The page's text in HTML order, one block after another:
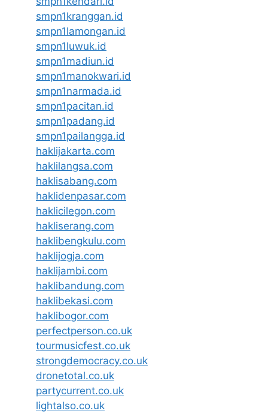
smpn1kranggan.id
smpn1lamongan.id
smpn1luwuk.id
smpn1madiun.id
smpn1manokwari.id
smpn1narmada.id
smpn1pacitan.id
smpn1padang.id
smpn1pailangga.id
haklijakarta.com
haklilangsa.com
haklisabang.com
haklidenpasar.com
haklicilegon.com
hakliserang.com
haklibengkulu.com
haklijogja.com
haklijambi.com
haklibandung.com
haklibekasi.com
haklibogor.com
perfectperson.co.uk
tourmusicfest.co.uk
strongdemocracy.co.uk
dronetotal.co.uk
partycurrent.co.uk
lightalso.co.uk